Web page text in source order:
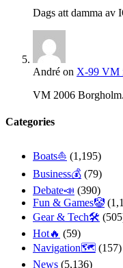
Dags att damma av
André on X-99 VM
VM 2006
Categories
Boats⛵️ (1,195)
Business💰 (79)
Debate📣 (390)
Fun & Games🤡
Gear & Tech🛠
Hot🔥 (59)
Navigation🗺 (157)
News (5,136)